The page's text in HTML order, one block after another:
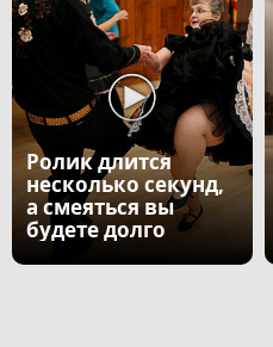
Ролик длится
несколько секунд,
а смеяться вы
будете долго